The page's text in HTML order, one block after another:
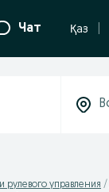
Чат Қаз
рулевого управления